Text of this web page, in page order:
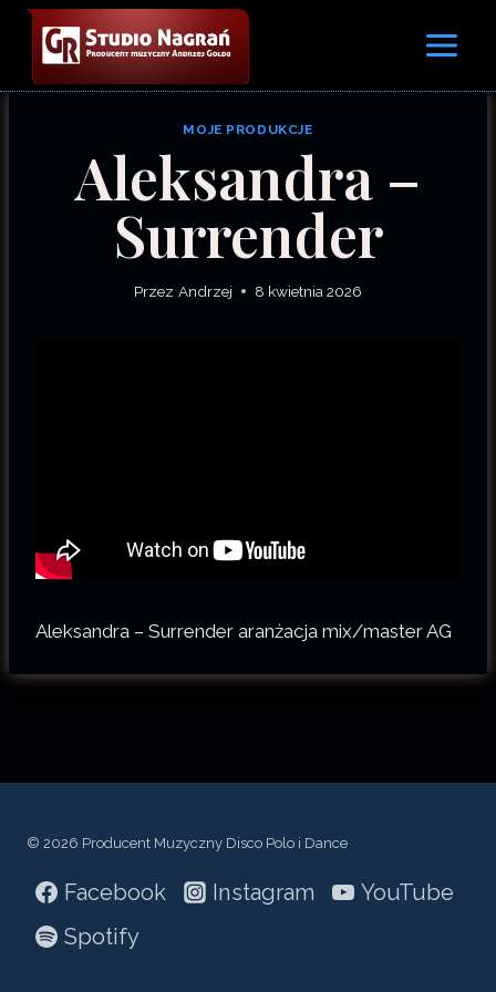
Przejdź
treści
MOJE PRODUKCJE
Aleksandra –
Surrender
Przez Andrzej 8 kwietnia 2026
Aleksandra – Surrender aranżacja mix/master AG
© 2026 Producent Muzyczny Disco Polo i Dance
Facebook Instagram
YouTube
Spotify